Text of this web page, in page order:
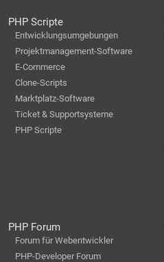
PHP Scripte
Entwicklungsumgebungen
Projektmanagement-Software
E-Commerce
Clone-Scripts
Marktplatz-Software
Ticket & Supportsysteme
PHP Scripte
PHP Forum
Forum für Webentwickler
PHP-Developer Forum